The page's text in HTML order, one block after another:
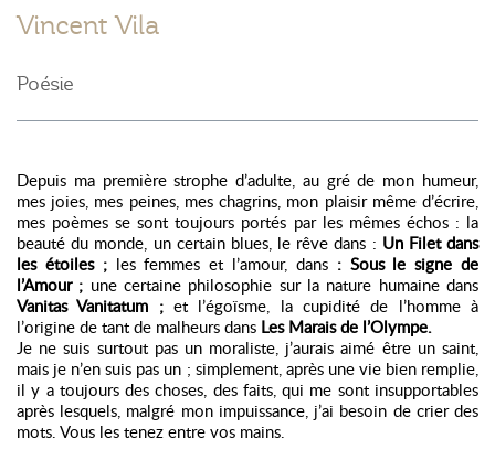
Vincent Vila
Poésie
Depuis ma première strophe d’adulte, au gré de mon humeur,
mes joies, mes peines, mes chagrins, mon plaisir même d’écrire,
mes poèmes se sont toujours portés par les mêmes échos : la
beauté du monde, un certain blues, le rêve dans : Un Filet dans
les étoiles ; les femmes et l’amour, dans : Sous le signe de
l’Amour ; une certaine philosophie sur la nature humaine dans
Vanitas Vanitatum ; et l’égoïsme, la cupidité de l’homme à
l’origine de tant de malheurs dans Les Marais de l’Olympe.
Je ne suis surtout pas un moraliste, j’aurais aimé être un saint,
mais je n’en suis pas un ; simplement, après une vie bien remplie,
il y a toujours des choses, des faits, qui me sont insupportables
après lesquels, malgré mon impuissance, j’ai besoin de crier des
mots. Vous les tenez entre vos mains.